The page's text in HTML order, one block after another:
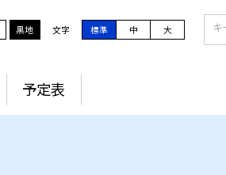
黒地 文字 標準 中 大
予定表